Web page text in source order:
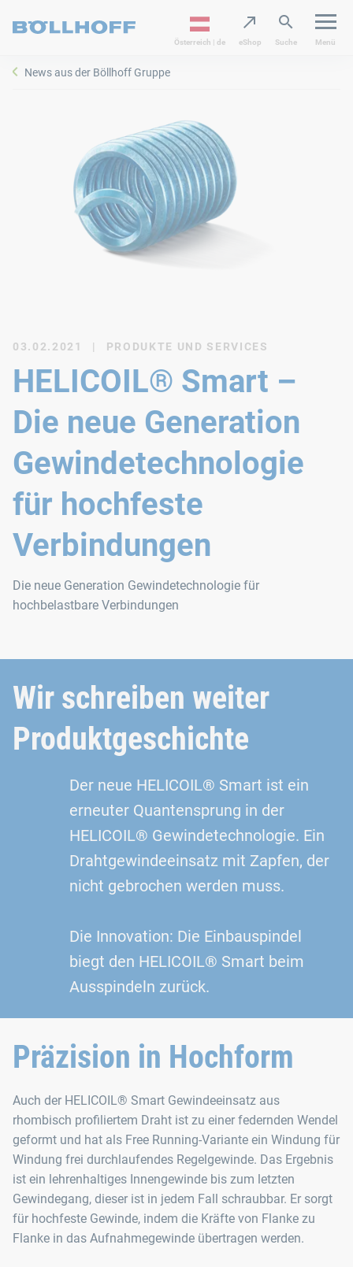
Österreich | de eShop Suche Menü
News aus der Böllhoff Gruppe
03.02.2021 | PRODUKTE UND SERVICES
HELICOIL® Smart –
Die neue Generation
Gewindetechnologie
für hochfeste
Verbindungen
Die neue Generation Gewindetechnologie für
hochbelastbare Verbindungen
Wir schreiben weiter
Produktgeschichte
Der neue HELICOIL® Smart ist ein
erneuter Quantensprung in der
HELICOIL® Gewindetechnologie. Ein
Drahtgewindeeinsatz mit Zapfen, der
nicht gebrochen werden muss.
Die Innovation: Die Einbauspindel
biegt den HELICOIL® Smart beim
Ausspindeln zurück.
Präzision in Hochform
Auch der HELICOIL® Smart Gewindeeinsatz aus
rhombisch profiliertem Draht ist zu einer federnden Wendel
geformt und hat als Free Running-Variante ein Windung für
Windung frei durchlaufendes Regelgewinde. Das Ergebnis
ist ein lehrenhaltiges Innengewinde bis zum letzten
Gewindegang, dieser ist in jedem Fall schraubbar. Er sorgt
für hochfeste Gewinde, indem die Kräfte von Flanke zu
Flanke in das Aufnahmegewinde übertragen werden.